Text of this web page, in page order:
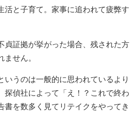
活と子育て。家事に追われて疲弊す
貞証拠が挙がった場合、残された方
ません。
いうのは一般的に思われているより
探偵社によって「え！？これで終わ
書を数多く見てリテイクをやってき